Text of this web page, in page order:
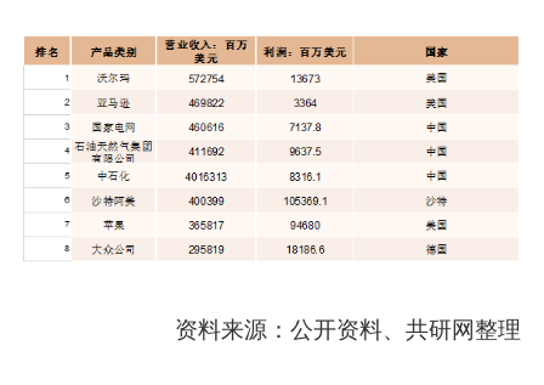
资料来源：公开资料、共研网整理